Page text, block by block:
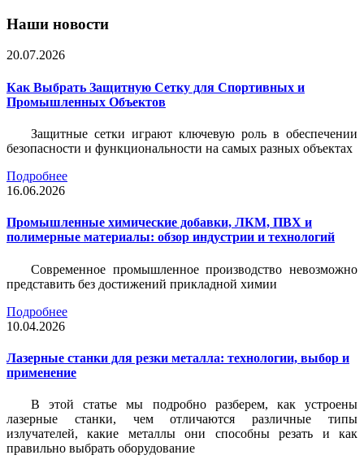
Наши новости
20.07.2026
Как Выбрать Защитную Сетку для Спортивных и
Промышленных Объектов
Защитные сетки играют ключевую роль в обеспечении
безопасности и функциональности на самых разных объектах
Подробнее
16.06.2026
Промышленные химические добавки, ЛКМ, ПВХ и
полимерные материалы: обзор индустрии и технологий
Современное промышленное производство невозможно
представить без достижений прикладной химии
Подробнее
10.04.2026
Лазерные станки для резки металла: технологии, выбор и
применение
В этой статье мы подробно разберем, как устроены
лазерные станки, чем отличаются различные типы
излучателей, какие металлы они способны резать и как
правильно выбрать оборудование